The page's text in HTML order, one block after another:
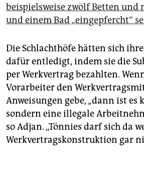
beispielsweise zwölf Betten und
und einem Bad „eingepfercht“
Die Schlachthöfe hätten sich
dafür entledigt, indem sie die
per Werkvertrag bezahlten.
Vorarbeiter den
Anweisungen gebe, „dann ist es
sondern eine illegale
so Adjan. „Tönnies darf sich da
Werkvertragskonstruktion gar